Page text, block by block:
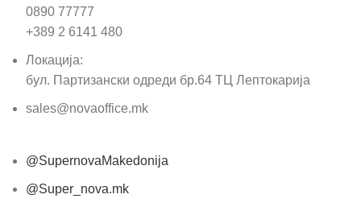
0890 77777
+389 2 6141 480
Локација:
бул. Партизански одреди бр.64 ТЦ Лептокарија
sales@novaoffice.mk
@SupernovaMakedonija
@Super_nova.mk